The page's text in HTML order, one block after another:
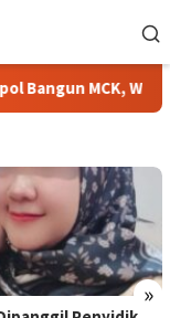
Warga Tikbary
»